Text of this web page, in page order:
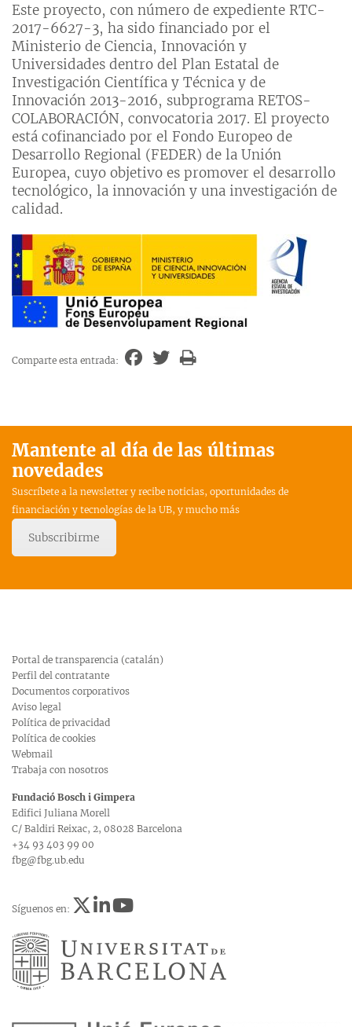
Este proyecto, con número de expediente RTC-
2017-6627-3, ha sido financiado por el
Ministerio de Ciencia, Innovación y
Universidades dentro del Plan Estatal de
Investigación Científica y Técnica y de
Innovación 2013-2016, subprograma RETOS-
COLABORACIÓN, convocatoria 2017. El proyecto
está cofinanciado por el Fondo Europeo de
Desarrollo Regional (FEDER) de la Unión
Europea, cuyo objetivo es promover el desarrollo
tecnológico, la innovación y una investigación de
calidad.
Comparte esta entrada:
Mantente al día de las últimas
novedades
Suscríbete a la newsletter y recibe noticias, oportunidades de
financiación y tecnologías de la UB, y mucho más
Subscribirme
Portal de transparencia (catalán)
Perfil del contratante
Documentos corporativos
Aviso legal
Política de privacidad
Política de cookies
Webmail
Trabaja con nosotros
Fundació Bosch i Gimpera
Edifici Juliana Morell
C/ Baldiri Reixac, 2, 08028 Barcelona
+34 93 403 99 00
fbg@fbg.ub.edu
Síguenos en: